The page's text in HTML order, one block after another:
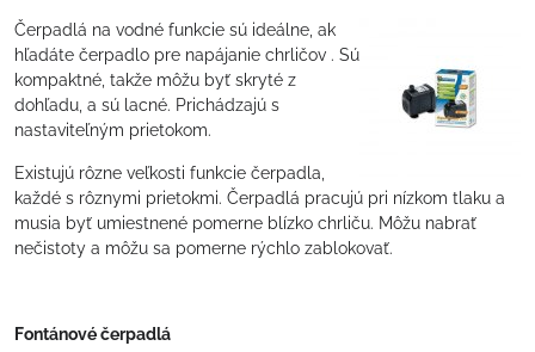
Čerpadlá na vodné funkcie sú ideálne, ak
hľadáte čerpadlo pre napájanie chrličov . Sú
kompaktné, takže môžu byť skryté z
dohľadu, a sú lacné. Prichádzajú s
nastaviteľným prietokom.
Existujú rôzne veľkosti funkcie čerpadla,
každé s rôznymi prietokmi. Čerpadlá pracujú pri nízkom tlaku a
musia byť umiestnené pomerne blízko chrliču. Môžu nabrať
nečistoty a môžu sa pomerne rýchlo zablokovať.
Fontánové čerpadlá